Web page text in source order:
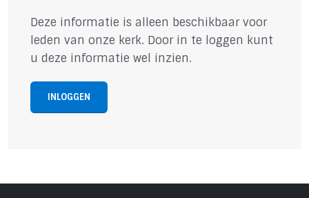
Deze informatie is alleen beschikbaar voor
leden van onze kerk. Door in te loggen kunt
u deze informatie wel inzien.
INLOGGEN